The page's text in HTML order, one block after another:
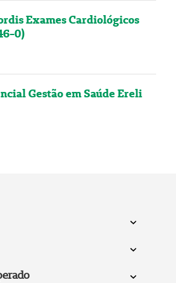
Exames Cardiológicos
0)
Gestão em Saúde Ereli